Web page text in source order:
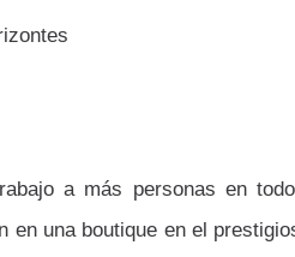
a más personas en
en una boutique en el